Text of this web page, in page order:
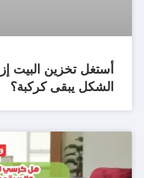
أستغل تخزين البيت
الشكل يبقى كركبة؟